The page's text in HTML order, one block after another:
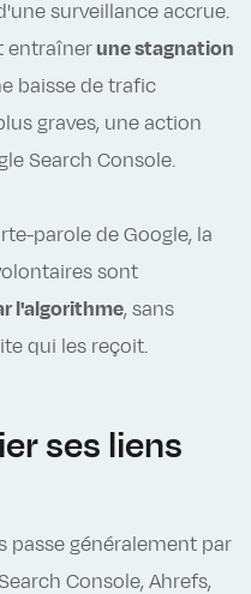
surveillance accrue.
entraînerune stagnation
baisse de trafic
graves, une action
Search Console.
parole de Google, la
sont
l'algorithme, sans
qui les reçoit.
ses liens
passe généralement par
Console, Ahrefs,